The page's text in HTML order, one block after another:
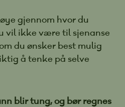
gjennom hvor du
vil ikke være til sjenanse
du ønsker best mulig
å tenke på selve
blir tung, og bør regnes